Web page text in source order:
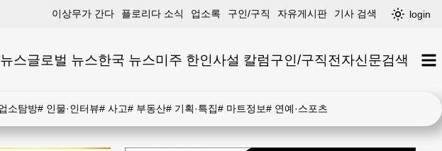
이상무가 간다 플로리다 소식 업소록 구인/구직 자유게시판 기사 검색 login
스글로벌 뉴스한국 뉴스미주 한인사설 칼럼구인/구직전자신문검색
소탐방# 인물·인터뷰# 사고# 부동산# 기획·특집# 마트정보# 연예·스포츠